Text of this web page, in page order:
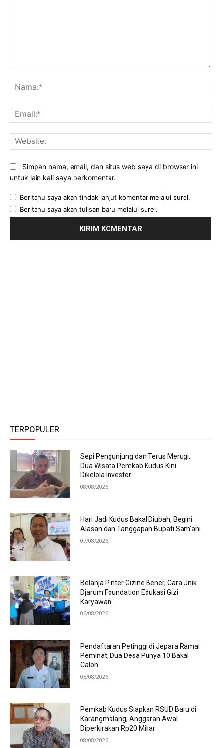
Simpan nama, email, dan situs web saya di browser ini
untuk lain kali saya berkomentar.
Beritahu saya akan tindak lanjut komentar melalui surel.
Beritahu saya akan tulisan baru melalui surel.
TERPOPULER
Sepi Pengunjung dan Terus Merugi,
Dua Wisata Pemkab Kudus Kini
Dikelola Investor
08/08/2026
Hari Jadi Kudus Bakal Diubah, Begini
Alasan dan Tanggapan Bupati Sam’ani
07/08/2026
Belanja Pinter Gizine Bener, Cara Unik
Djarum Foundation Edukasi Gizi
Karyawan
06/08/2026
Pendaftaran Petinggi di Jepara Ramai
Peminat, Dua Desa Punya 10 Bakal
Calon
05/08/2026
Pemkab Kudus Siapkan RSUD Baru di
Karangmalang, Anggaran Awal
Diperkirakan Rp20 Miliar
08/08/2026